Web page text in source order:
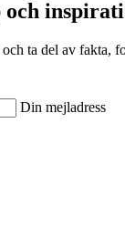
och
ta del av fakta,
Din mejladress